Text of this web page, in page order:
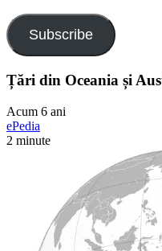
Subscribe
Țări din Oceania și
Acum 6 ani
ePedia
2 minute